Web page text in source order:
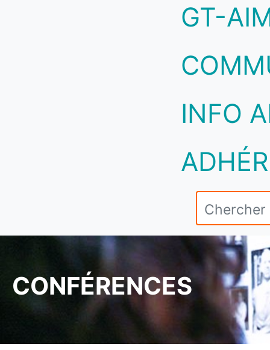
GT-
INFO
CONFÉRENCES